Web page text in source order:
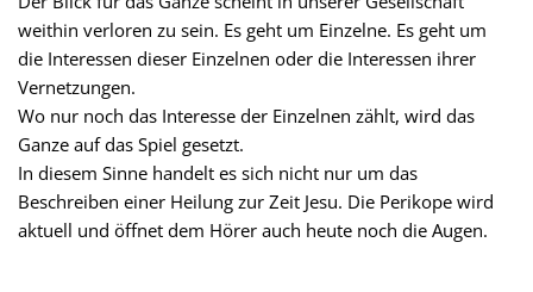
weithin verloren zu sein. Es geht um Einzelne. Es geht um
die Interessen dieser Einzelnen oder die Interessen ihrer
Vernetzungen.
Wo nur noch das Interesse der Einzelnen zählt, wird das
Ganze auf das Spiel gesetzt.
In diesem Sinne handelt es sich nicht nur um das
Beschreiben einer Heilung zur Zeit Jesu. Die Perikope wird
aktuell und öffnet dem Hörer auch heute noch die Augen.